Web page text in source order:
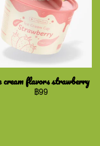
cream flavors strawberry
฿99